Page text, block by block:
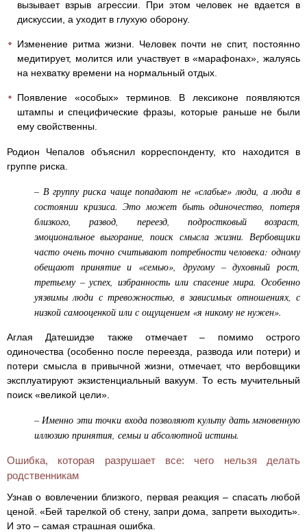
вызывает взрыв агрессии. При этом человек не вдается в
дискуссии, а уходит в глухую оборону.
Изменение ритма жизни. Человек почти не спит, постоянно
медитирует, молится или участвует в «марафонах», жалуясь
на нехватку времени на нормальный отдых.
Появление «особых» терминов. В лексиконе появляются
штампы и специфические фразы, которые раньше не были
ему свойственны.
Родион Чепалов объяснил корреспонденту, кто находится в
группе риска.
– В группу риска чаще попадают не «слабые» люди, а люди в
состоянии кризиса. Это может быть одиночество, потеря
близкого, развод, переезд, подростковый возраст,
эмоциональное выгорание, поиск смысла жизни. Вербовщики
часто очень точно считывают потребности человека: одному
обещают принятие и «семью», другому – духовный рост,
третьему – успех, избранность или спасение мира. Особенно
уязвимы люди с тревожностью, в зависимых отношениях, с
низкой самооценкой или с ощущением «я никому не нужен».
Аглая Датешидзе также отмечает – помимо острого
одиночества (особенно после переезда, развода или потери) и
потери смысла в привычной жизни, отмечает, что вербовщики
эксплуатируют экзистенциальный вакуум. То есть мучительный
поиск «великой цели».
– Именно эти точки входа позволяют культу дать мгновенную
иллюзию принятия, семьи и абсолютной истины.
Ошибка, которая разрушает все: чего нельзя делать
родственникам
Узнав о вовлечении близкого, первая реакция – спасать любой
ценой. «Бей тарелкой об стену, запри дома, запрети выходить».
И это – самая страшная ошибка.